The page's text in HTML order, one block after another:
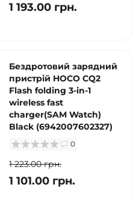
1 193.00 грн.
Бездротовий зарядний
пристрій HOCO CQ2
Flash folding 3-in-1
wireless fast
charger(SAM Watch)
Black (6942007602327)
0
1 223.00 грн.
1 101.00 грн.